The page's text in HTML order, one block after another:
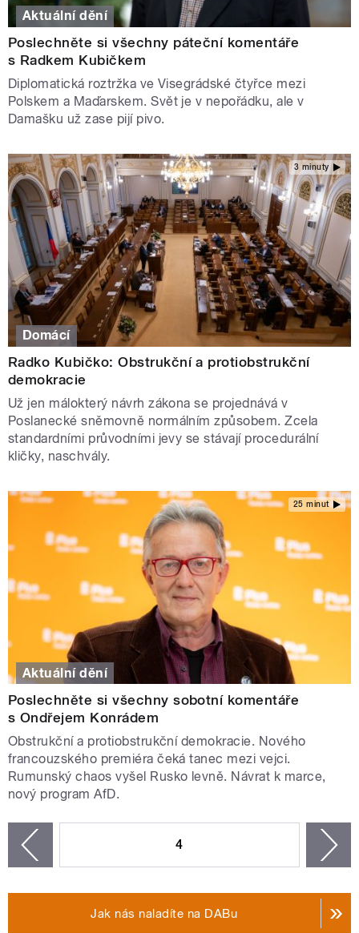
Aktuální dění
Poslechněte si všechny páteční komentáře
s Radkem Kubičkem
Diplomatická roztržka ve Visegrádské čtyřce mezi
Polskem a Maďarskem. Svět je v nepořádku, ale v
Damašku už zase pijí pivo.
3 minuty
Domácí
Radko Kubičko: Obstrukční a protiobstrukční
demokracie
Už jen málokterý návrh zákona se projednává v
Poslanecké sněmovně normálním způsobem. Zcela
standardními průvodními jevy se stávají procedurální
kličky, naschvály.
25 minut
Aktuální dění
Poslechněte si všechny sobotní komentáře
s Ondřejem Konrádem
Obstrukční a protiobstrukční demokracie. Nového
francouzského premiéra čeká tanec mezi vejci.
Rumunský chaos vyšel Rusko levně. Návrat k marce,
nový program AfD.
4
Jak nás naladíte na DABu